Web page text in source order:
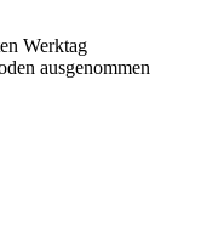
Werktag
ausgenommen